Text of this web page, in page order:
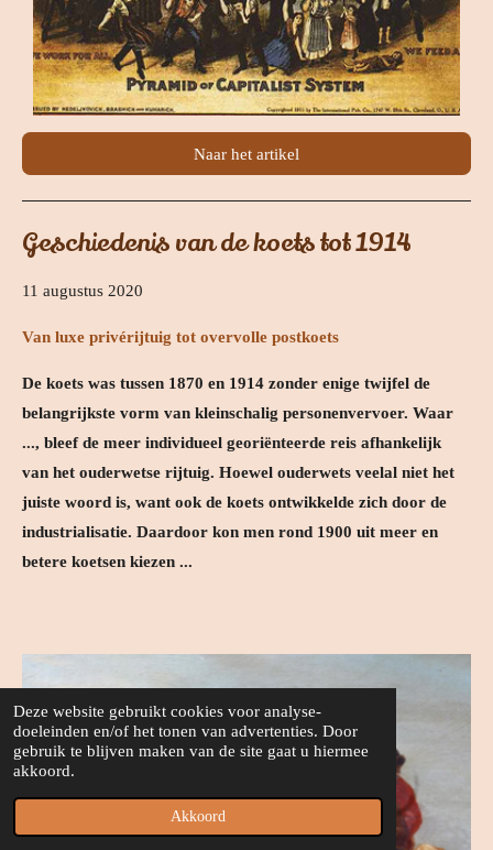
Deze website gebruikt cookies voor analyse-
doeleinden en/of het tonen van advertenties. Door
gebruik te blijven maken van de site gaat u hiermee
akkoord.
Akkoord
Naar het artikel
Geschiedenis van de koets tot 1914
11 augustus 2020
Van luxe privérijtuig tot overvolle postkoets
De koets was tussen 1870 en 1914 zonder enige twijfel de
belangrijkste vorm van kleinschalig personenvervoer. Waar
..., bleef de meer individueel georiënteerde reis afhankelijk
van het ouderwetse rijtuig. Hoewel ouderwets veelal niet het
juiste woord is, want ook de koets ontwikkelde zich door de
industrialisatie. Daardoor kon men rond 1900 uit meer en
betere koetsen kiezen ...